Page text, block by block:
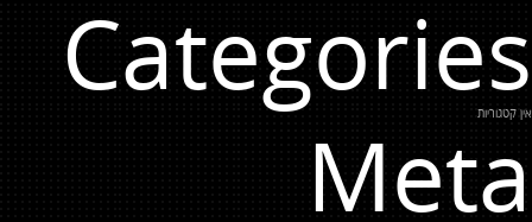
Categories
אין קטגוריות
Meta